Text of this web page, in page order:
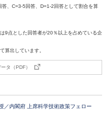
、C=3-5回答、D=1-2回答として割合を算
9点とした回答者が20％以上を占めている企
算出しています。
タ（PDF）
／内閣府 上席科学技術政策フェロー